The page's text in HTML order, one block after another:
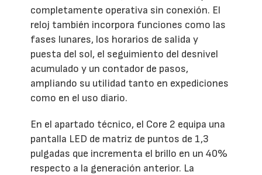
completamente operativa sin conexión. El
reloj también incorpora funciones como las
fases lunares, los horarios de salida y
puesta del sol, el seguimiento del desnivel
acumulado y un contador de pasos,
ampliando su utilidad tanto en expediciones
como en el uso diario.
En el apartado técnico, el Core 2 equipa una
pantalla LED de matriz de puntos de 1,3
pulgadas que incrementa el brillo en un 40%
respecto a la generación anterior. La